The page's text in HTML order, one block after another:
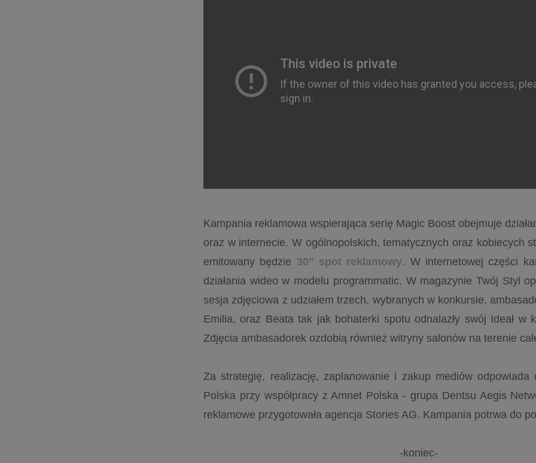
Kampania reklamowa wspierająca serię Magic Boost obejmuje
oraz w internecie. W ogólnopolskich, tematycznych oraz kobiecych
emitowany będzie 30” spot reklamowy. W internetowej części
działania wideo w modelu programmatic. W magazynie Twój Styl
sesja zdjęciowa z udziałem trzech, wybranych w konkursie,
Emilia, oraz Beata tak jak bohaterki spotu odnalazły swój Ideał w
Zdjęcia ambasadorek ozdobią również witryny salonów na terenie
Za strategię, realizację, zaplanowanie i zakup mediów odpowiada
Polska przy współpracy z Amnet Polska - grupa Dentsu Aegis
reklamowe przygotowała agencja Stories AG. Kampania potrwa do
-koniec-